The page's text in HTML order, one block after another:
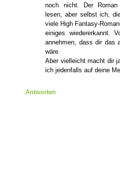
noch nicht. Der
lesen, aber selbst ich,
viele High Fantasy-
einiges wiedererkannt.
annehmen, dass dir das
wäre.
Aber vielleicht macht dir
ich jedenfalls auf deine
Antworten